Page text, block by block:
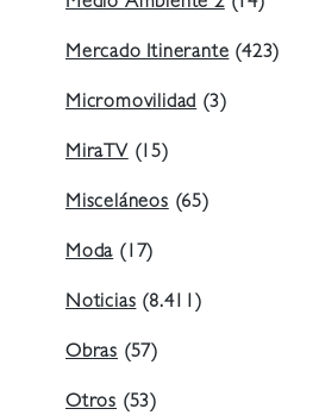
Mercado Itinerante (423)
Micromovilidad (3)
MiraTV (15)
Misceláneos (65)
Moda (17)
Noticias (8.411)
Obras (57)
Otros (53)